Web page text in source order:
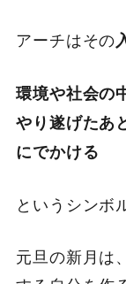
アーチはその
環境や社会の
やり遂げたあ
にでかける
というシンボ
元旦の新月は